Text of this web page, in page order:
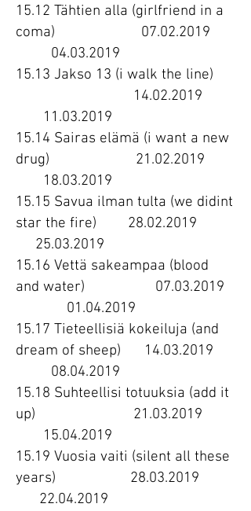
15.12 Tähtien alla (girlfriend in a
coma) 07.02.2019
04.03.2019
15.13 Jakso 13 (i walk the line)
14.02.2019
11.03.2019
15.14 Sairas elämä (i want a new
drug) 21.02.2019
18.03.2019
15.15 Savua ilman tulta (we didint
star the fire) 28.02.2019
25.03.2019
15.16 Vettä sakeampaa (blood
and water) 07.03.2019
01.04.2019
15.17 Tieteellisiä kokeiluja (and
dream of sheep) 14.03.2019
08.04.2019
15.18 Suhteellisi totuuksia (add it
up) 21.03.2019
15.04.2019
15.19 Vuosia vaiti (silent all these
years) 28.03.2019
22.04.2019